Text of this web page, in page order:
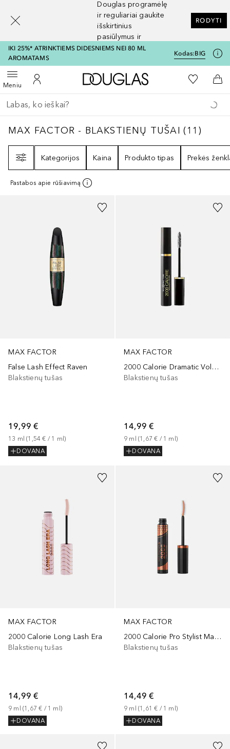
Douglas programėlę
ir reguliariai gaukite
išskirtinius
pasiūlymus ir
nuolaidas
RODYTI
IKI 25%* ATRINKTIEMS DIDESNIEMS NEI 80 ML
AROMATAMS
Kodas:BIG
MeniuAtidaryti meniuĮ mano paskyrą
Į Douglas pagrindinį
Į mano
Į
Grįžk atgal
Vykdykite paiešką
MAX FACTOR - BLAKSTIENŲ TUŠAI 11
MAX FACTOR - BLAKSTIENŲ TUŠAI (11 )
Kategorijos
Kaina Produkto tipas Prekės
Pastabos apie rūšiavimą
MAX FACTOR
False Lash Effect Raven
Blakstienų tušas
19,99 €
13 ml (1,54 € / 1 ml)
DOVANA
MAX FACTOR
2000 Calorie Dramatic Volume
Blakstienų tušas
14,99 €
9 ml (1,67 € / 1 ml )
DOVANA
MAX FACTOR
2000 Calorie Long Lash Era
Blakstienų tušas
14,99 €
9 ml (1,67 € / 1 ml )
DOVANA
MAX FACTOR
2000 Calorie Pro Stylist Mascara
Blakstienų tušas
14,49 €
9 ml (1,61 € / 1 ml )
DOVANA
[navigation.slideout.screenreader]